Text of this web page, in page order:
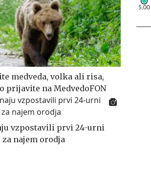
medveda, volka ali risa,
prijavite na MedvedoFON
vzpostavili prvi 24-urni
najem orodja
5,00